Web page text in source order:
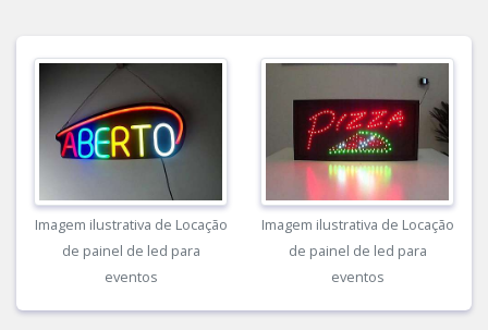
Imagem ilustrativa de Locação
de painel de led para
eventos
Imagem ilustrativa de Locação
de painel de led para
eventos